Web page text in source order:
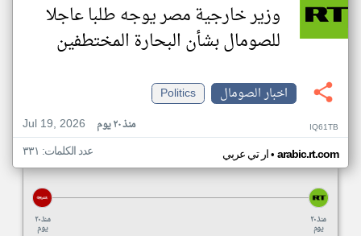
وزير خارجية مصر يوجه طلبا عاجلا
للصومال بشأن البحارة المختطفين
اخبار الصومال
Politics
Jul 19, 2026
منذ ٢٠ يوم IQ61TB
ار تي عربي• arabic.rt.com عدد الكلمات: ٣٣١
منذ ٢٠
يوم
منذ ٢٠
يوم